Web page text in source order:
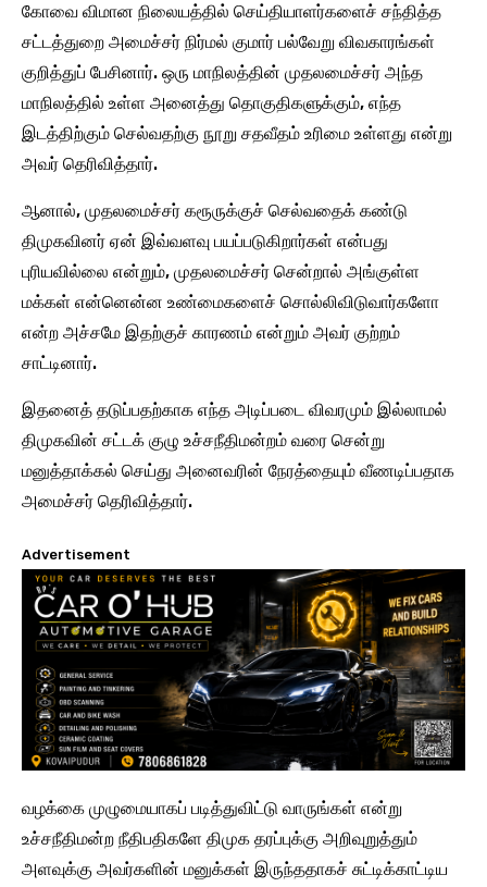
கோவை விமான நிலையத்தில் செய்தியாளர்களைச் சந்தித்த
சட்டத்துறை அமைச்சர் நிர்மல் குமார் பல்வேறு விவகாரங்கள்
குறித்துப் பேசினார். ஒரு மாநிலத்தின் முதலமைச்சர் அந்த
மாநிலத்தில் உள்ள அனைத்து தொகுதிகளுக்கும், எந்த
இடத்திற்கும் செல்வதற்கு நூறு சதவீதம் உரிமை உள்ளது என்று
அவர் தெரிவித்தார்.
ஆனால், முதலமைச்சர் கரூருக்குச் செல்வதைக் கண்டு
திமுகவினர் ஏன் இவ்வளவு பயப்படுகிறார்கள் என்பது
புரியவில்லை என்றும், முதலமைச்சர் சென்றால் அங்குள்ள
மக்கள் என்னென்ன உண்மைகளைச் சொல்லிவிடுவார்களோ
என்ற அச்சமே இதற்குச் காரணம் என்றும் அவர் குற்றம்
சாட்டினார்.
இதனைத் தடுப்பதற்காக எந்த அடிப்படை விவரமும் இல்லாமல்
திமுகவின் சட்டக் குழு உச்சநீதிமன்றம் வரை சென்று
மனுத்தாக்கல் செய்து அனைவரின் நேரத்தையும் வீணடிப்பதாக
அமைச்சர் தெரிவித்தார்.
Advertisement
வழக்கை முழுமையாகப் படித்துவிட்டு வாருங்கள் என்று
உச்சநீதிமன்ற நீதிபதிகளே திமுக தரப்புக்கு அறிவுறுத்தும்
அளவுக்கு அவர்களின் மனுக்கள் இருந்ததாகச் சுட்டிக்காட்டிய